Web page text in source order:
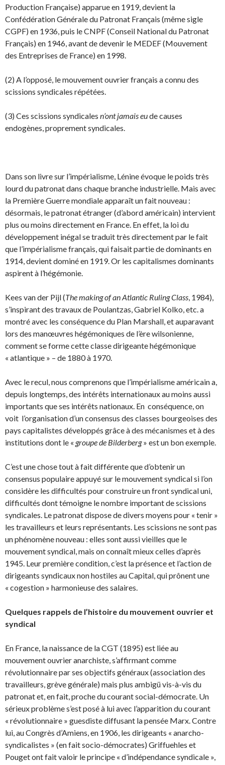
Production Française) apparue en 1919, devient la
Confédération Générale du Patronat Français (même sigle
CGPF) en 1936, puis le CNPF (Conseil National du Patronat
Français) en 1946, avant de devenir le MEDEF (Mouvement
des Entreprises de France) en 1998.
(2) A l’opposé, le mouvement ouvrier français a connu des
scissions syndicales répétées.
(3) Ces scissions syndicales n’ont jamais eude causes
endogènes, proprement syndicales.
Dans son livre sur l’impérialisme, Lénine évoque le poids très
lourd du patronat dans chaque branche industrielle. Mais avec
la Première Guerre mondiale apparaît un fait nouveau :
désormais, le patronat étranger (d’abord américain) intervient
plus ou moins directement en France. En effet, la loi du
développement inégal se traduit très directement par le fait
que l’impérialisme français, qui faisait partie de dominants en
1914, devient dominé en 1919. Or les capitalismes dominants
aspirent à l’hégémonie.
Kees van der Pijl (The making of an Atlantic Ruling Class, 1984),
s’inspirant des travaux de Poulantzas, Gabriel Kolko, etc. a
montré avec les conséquence du Plan Marshall, et auparavant
lors des manœuvres hégémoniques de l’ère wilsonienne,
comment se forme cette classe dirigeante hégémonique
« atlantique » – de 1880 à 1970.
Avec le recul, nous comprenons que l’impérialisme américain a,
depuis longtemps, des intérêts internationaux au moins aussi
importants que ses intérêts nationaux. En conséquence, on
voit l’organisation d’un consensus des classes bourgeoises des
pays capitalistes développés grâce à des mécanismes et à des
institutions dont le « groupe de Bilderberg» est un bon exemple.
C’est une chose tout à fait différente que d’obtenir un
consensus populaire appuyé sur le mouvement syndical si l’on
considère les difficultés pour construire un front syndical uni,
difficultés dont témoigne le nombre important de scissions
syndicales. Le patronat dispose de divers moyens pour « tenir »
les travailleurs et leurs représentants. Les scissions ne sont pas
un phénomène nouveau : elles sont aussi vieilles que le
mouvement syndical, mais on connaît mieux celles d’après
1945. Leur première condition, c’est la présence et l’action de
dirigeants syndicaux non hostiles au Capital, qui prônent une
« cogestion » harmonieuse des salaires.
Quelques rappels de l’histoire du mouvement ouvrier et
syndical
En France, la naissance de la CGT (1895) est liée au
mouvement ouvrier anarchiste, s’affirmant comme
révolutionnaire par ses objectifs généraux (association des
travailleurs, grève générale) mais plus ambigü vis-à-vis du
patronat et, en fait, proche du courant social-démocrate. Un
sérieux problème s’est posé à lui avec l’apparition du courant
« révolutionnaire » guesdiste diffusant la pensée Marx. Contre
lui, au Congrès d’Amiens, en 1906, les dirigeants « anarcho-
syndicalistes » (en fait socio-démocrates) Griffuehles et
Pouget ont fait valoir le principe « d’indépendance syndicale »,